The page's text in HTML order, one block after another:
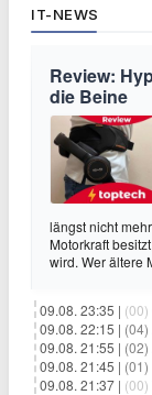
IT-NEWS
Review:
die Beine
längst nicht
Motorkraft
wird. Wer ältere
09.08. 23:35 | (00)
09.08. 22:15 | (04)
09.08. 21:55 | (02)
09.08. 21:45 | (01)
09.08. 21:37 | (00)